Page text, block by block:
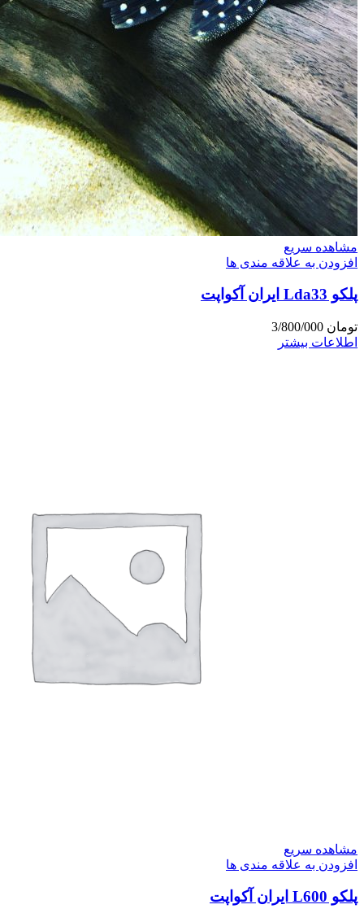
مشاهده سریع
افزودن به علاقه مندی ها
پلکو Lda33 ایران آکواپت
تومان
اطلاعات بیشتر
مشاهده سریع
افزودن به علاقه مندی ها
پلکو L600 ایران آکواپت